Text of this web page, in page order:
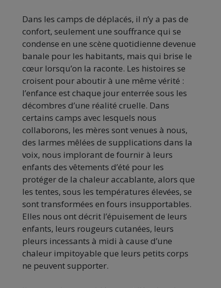
Dans les camps de déplacés, il n’y a pas de
confort, seulement une souffrance qui se
condense en une scène quotidienne devenue
banale pour les habitants, mais qui brise le
cœur lorsqu’on la raconte. Les histoires se
croisent pour aboutir à une même vérité :
l’enfance est chaque jour enterrée sous les
décombres d’une réalité cruelle. Dans
certains camps avec lesquels nous
collaborons, les mères sont venues à nous,
des larmes mêlées de supplications dans la
voix, nous implorant de fournir à leurs
enfants des vêtements d’été pour les
protéger de la chaleur accablante, alors que
les tentes, sous les températures élevées, se
sont transformées en fours insupportables.
Elles nous ont décrit l’épuisement de leurs
enfants, leurs rougeurs cutanées, leurs
pleurs incessants à midi à cause d’une
chaleur impitoyable que leurs petits corps
ne peuvent supporter.